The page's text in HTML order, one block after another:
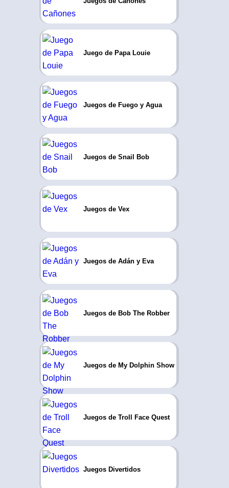
Juego de Papa Louie
Juegos de Fuego y Agua
Juegos de Snail Bob
Juegos de Vex
Juegos de Adán y Eva
Juegos de Bob The Robber
Juegos de My Dolphin Show
Juegos de Troll Face Quest
Juegos Divertidos